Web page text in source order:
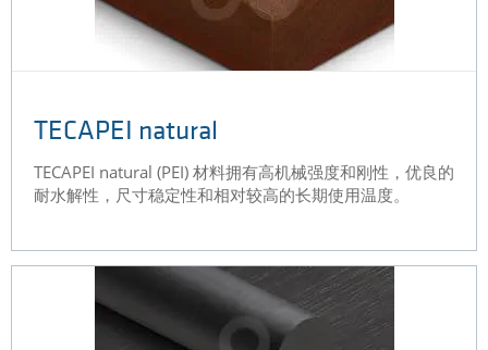
TECAPEI natural
TECAPEI natural (PEI) 材料拥有高机械强度和刚性，优良的
耐水解性，尺寸稳定性和相对较高的长期使用温度。